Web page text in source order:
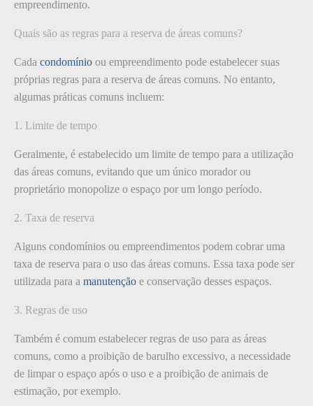
empreendimento.
Quais são as regras para a reserva de áreas comuns?
Cada condomínio ou empreendimento pode estabelecer suas
próprias regras para a reserva de áreas comuns. No entanto,
algumas práticas comuns incluem:
1. Limite de tempo
Geralmente, é estabelecido um limite de tempo para a utilização
das áreas comuns, evitando que um único morador ou
proprietário monopolize o espaço por um longo período.
2. Taxa de reserva
Alguns condomínios ou empreendimentos podem cobrar uma
taxa de reserva para o uso das áreas comuns. Essa taxa pode ser
utilizada para a manutenção e conservação desses espaços.
3. Regras de uso
Também é comum estabelecer regras de uso para as áreas
comuns, como a proibição de barulho excessivo, a necessidade
de limpar o espaço após o uso e a proibição de animais de
estimação, por exemplo.